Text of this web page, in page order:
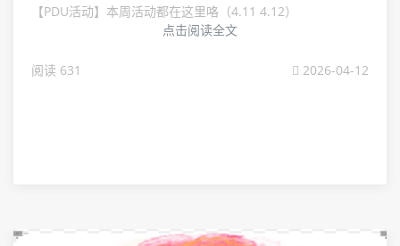
【PDU活动】本周活动都在这里咯（4.11 4.12）
点击阅读全文
阅读 631 2026-04-12